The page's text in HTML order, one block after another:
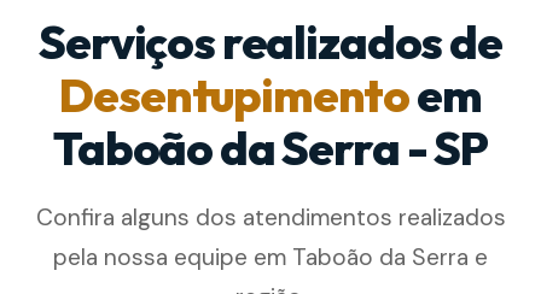
Serviços realizados de
Desentupimentoem
Taboão da Serra - SP
Confira alguns dos atendimentos realizados
pela nossa equipe em Taboão da Serra e